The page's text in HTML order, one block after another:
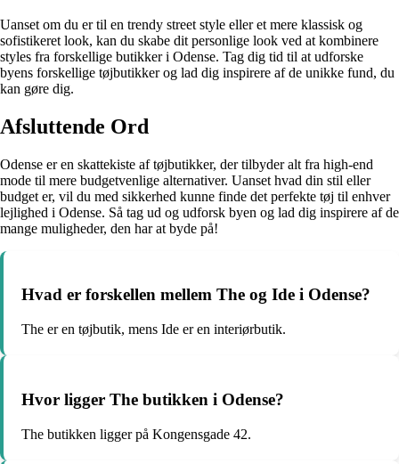
Uanset om du er til en trendy street style eller et mere klassisk og
sofistikeret look, kan du skabe dit personlige look ved at kombinere
styles fra forskellige butikker i Odense. Tag dig tid til at udforske
byens forskellige tøjbutikker og lad dig inspirere af de unikke fund, du
kan gøre dig.
Afsluttende Ord
Odense er en skattekiste af tøjbutikker, der tilbyder alt fra high-end
mode til mere budgetvenlige alternativer. Uanset hvad din stil eller
budget er, vil du med sikkerhed kunne finde det perfekte tøj til enhver
lejlighed i Odense. Så tag ud og udforsk byen og lad dig inspirere af de
mange muligheder, den har at byde på!
Hvad er forskellen mellem The og Ide i Odense?
The er en tøjbutik, mens Ide er en interiørbutik.
Hvor ligger The butikken i Odense?
The butikken ligger på Kongensgade 42.